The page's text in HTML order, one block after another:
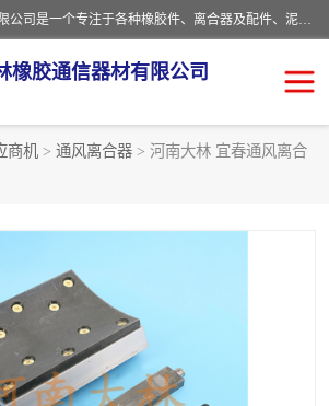
河南大林橡胶通信器材有限公司是一个专注于各种橡胶件、离合器及配件、泥浆泵及配件等产品设计制造和加工的企业。产品应用于矿山、冶金、石油、钢铁、化工、水泥、船舶、造纸、通用机械等各种大功率机械传动或制动装置。
橡胶通信器材有限公司
商机 > 通风离合器 > 河南大林 宜春通风离合
气动元件